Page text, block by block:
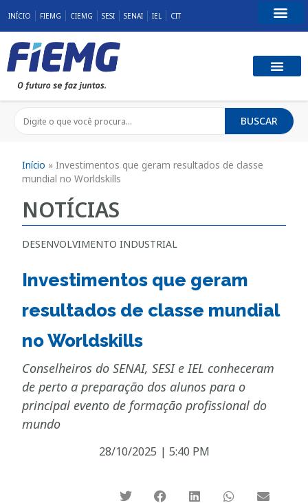
INÍCIO FIEMG CIEMG SESI SENAI IEL CIT
BUSCAR
Início »Investimentos que geram resultados de classe
mundial no Worldskills
NOTÍCIAS
DESENVOLVIMENTO INDUSTRIAL
Investimentos que geram
resultados de classe mundial
no Worldskills
Conselheiros do SENAI, SESI e IEL conheceram
de perto a preparação dos alunos para o
principal evento de formação profissional do
mundo
28/10/2025 | 5:40 PM